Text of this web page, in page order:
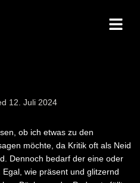
12. Juli 2024
ob ich etwas zu den
möchte, da Kritik oft als Neid
Dennoch bedarf der eine oder
wie präsent und glitzernd